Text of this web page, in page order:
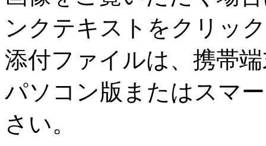
ンクテキストをクリッ
添付ファイルは、携帯
パソコン版またはスマ
さい。